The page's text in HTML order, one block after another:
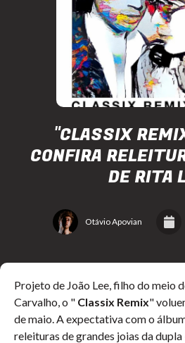
"CLASSIX
CONFIRA
DE RITA
Otávio Apovian
Projeto de João Lee, filho do meio
Carvalho, o " Classix Remix"
de maio. A expectativa com o
releituras de grandes joias da dupla